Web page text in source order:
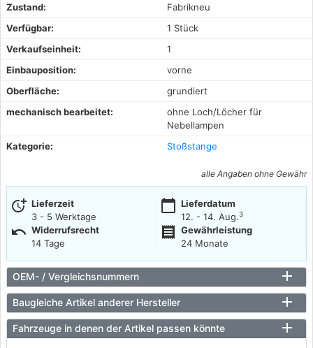
Zustand:
Fabrikneu
Verfügbar:
1 Stück
Verkaufseinheit:
1
Einbauposition:
vorne
Oberfläche:
grundiert
mechanisch bearbeitet:
ohne Loch/Löcher für
Nebellampen
Kategorie:
Stoßstange
alle Angaben ohne Gewähr
more_time Lieferzeit
3 - 5 Werktage
calendar_today Lieferdatum
12. - 14. Aug.3
undo Widerrufsrecht
14 Tage
receipt
Gewährleistung
24 Monate
OEM- / Vergleichsnummern
Baugleiche Artikel anderer Hersteller
Fahrzeuge in denen der Artikel passen könnte